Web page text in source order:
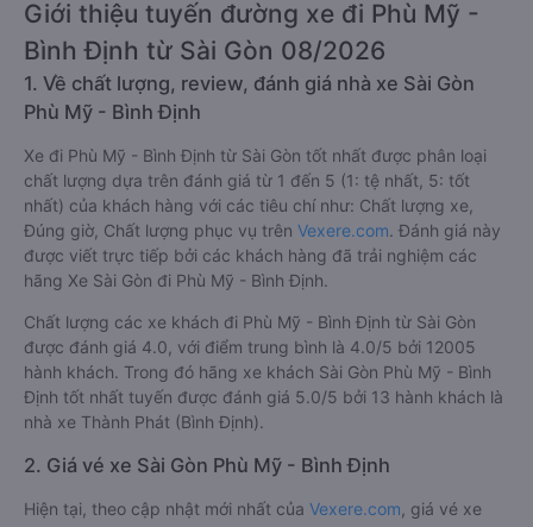
Giới thiệu tuyến đường xe đi Phù Mỹ -
Bình Định từ Sài Gòn 08/2026
1. Về chất lượng, review, đánh giá nhà xe Sài Gòn
Phù Mỹ - Bình Định
Xe đi Phù Mỹ - Bình Định từ Sài Gòn tốt nhất được phân loại
chất lượng dựa trên đánh giá từ 1 đến 5 (1: tệ nhất, 5: tốt
nhất) của khách hàng với các tiêu chí như: Chất lượng xe,
Đúng giờ, Chất lượng phục vụ trên Vexere.com. Đánh giá này
được viết trực tiếp bởi các khách hàng đã trải nghiệm các
hãng Xe Sài Gòn đi Phù Mỹ - Bình Định.
Chất lượng các xe khách đi Phù Mỹ - Bình Định từ Sài Gòn
được đánh giá 4.0, với điểm trung bình là 4.0/5 bởi 12005
hành khách. Trong đó hãng xe khách Sài Gòn Phù Mỹ - Bình
Định tốt nhất tuyến được đánh giá 5.0/5 bởi 13 hành khách là
nhà xe Thành Phát (Bình Định).
2. Giá vé xe Sài Gòn Phù Mỹ - Bình Định
Hiện tại, theo cập nhật mới nhất của Vexere.com , giá vé xe